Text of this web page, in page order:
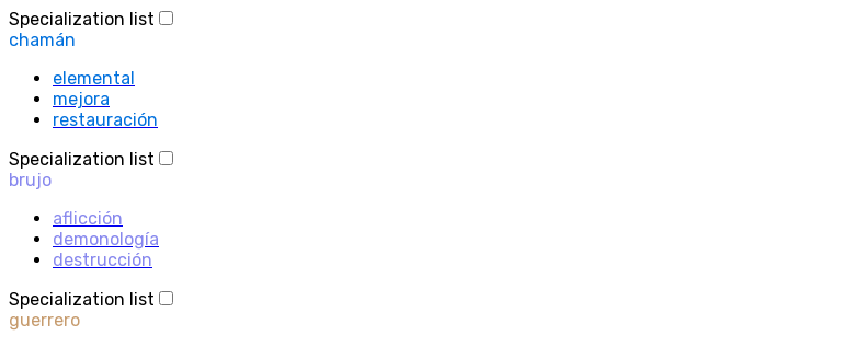
Specialization list
chamán
elemental
mejora
restauración
Specialization list
brujo
aflicción
demonología
destrucción
Specialization list
guerrero